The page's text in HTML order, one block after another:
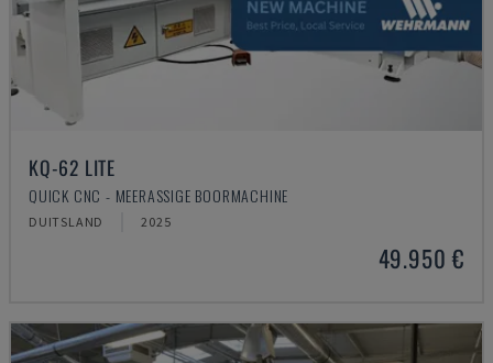
KQ-62 LITE
QUICK CNC - MEERASSIGE BOORMACHINE
DUITSLAND 2025
49.950 €